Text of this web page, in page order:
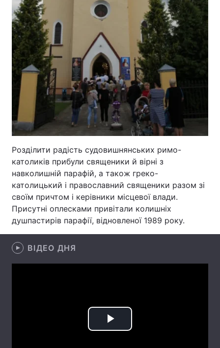
Інтерв'ю
Архів Вакансії
Контакти
Послуги
Тема оформлення
Розділити радість судовишнянських римо-
католиків прибули священики й вірні з
навколишній парафій, а також греко-
католицький і православний священики разом зі
своїм причтом і керівники місцевої влади.
Присутні оплесками привітали колишніх
душпастирів парафії, відновленої 1989 року.
ВІДЕО ДНЯ
Play